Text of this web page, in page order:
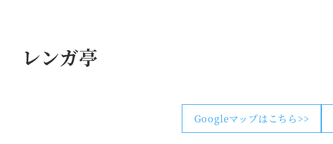
レンガ亭
Googleマップはこちら>>